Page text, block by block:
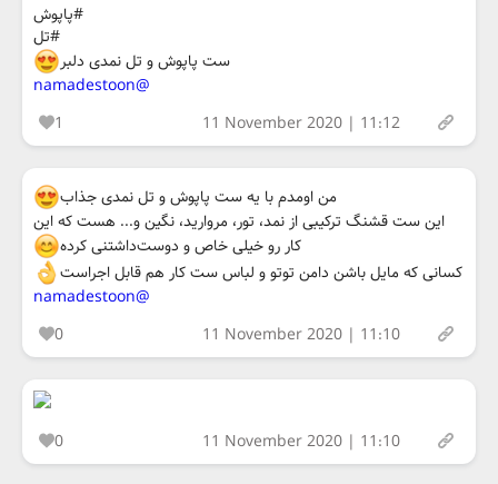
#پاپوش
#تل
ست پاپوش و تل نمدی دلبر
@namadestoon
1
11 November 2020 | 11:12
من اومدم با یه ست پاپوش و تل نمدی جذاب
این ست قشنگ ترکیبی از نمد، تور، مروارید، نگین و... هست که این
کار رو خیلی خاص و دوست‌داشتنی کرده
کسانی که مایل باشن دامن توتو و لباس ست کار هم قابل اجراست
@namadestoon
0
11 November 2020 | 11:10
0 11 November 2020 | 11:10